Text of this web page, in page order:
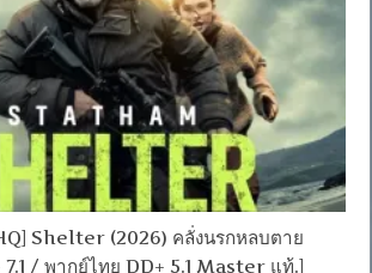
Shelter (2026) คลั่งนรกหลบตาย
7.1 / พากย์ไทย DD+ 5.1 Master แท้.]